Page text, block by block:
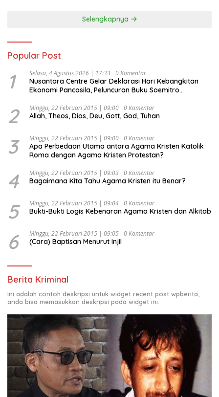
Selengkapnya
Popular Post
1 Selasa, 4 Agustus 2026 | 17:33 0 Komentar
Nusantara Centre Gelar Deklarasi Hari Kebangkitan
Ekonomi Pancasila, Peluncuran Buku Soemitro
Ekonomi Politik Indonesia) & Simposium Nasional
“Urgensi Undang-Undang Perekonomian Nasional dan
Indonesia Emas 2045”,
2 Minggu, 22 Februari 2015 | 09:00 0 Komentar
Allah, Theos, Dios, Deu, Gott, God, Tuhan
3 Minggu, 22 Februari 2015 | 09:00 0 Komentar
Apa Perbedaan Utama antara Agama Kristen Katolik
Roma dengan Agama Kristen Protestan?
4 Minggu, 22 Februari 2015 | 09:03 0 Komentar
Bagaimana Kita Tahu Agama Kristen itu Benar?
5 Minggu, 22 Februari 2015 | 09:04 0 Komentar
Bukti-Bukti Logis Kebenaran Agama Kristen dan Alkitab
6 Minggu, 22 Februari 2015 | 09:05 0 Komentar
(Cara) Baptisan Menurut Injil
Berita Kriminal
Ini adalah contoh deskripsi untuk widget recent post wpberita,
anda bisa memasukkan deskripsi pada widget ini.